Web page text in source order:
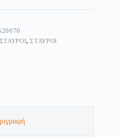
,ΣΤΑΥΡΟΊ